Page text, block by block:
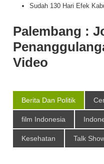
Sudah 130 Hari Efek
Palembang :
Video
Berita Dan Politik
film Indonesia
Kesehatan Talk